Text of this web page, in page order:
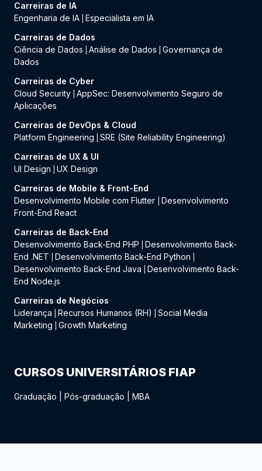
Carreiras de IA
Engenharia de IA Especialista em IA
Carreiras de Dados
Ciência de Dados
Análise de Dados
Governança de
Dados
Carreiras de Cyber
Cloud Security AppSec: Desenvolvimento Seguro de
Aplicações
Carreiras de DevOps & Cloud
Platform Engineering
SRE (Site Reliability Engineering)
Carreiras de UX & UI
UI Design
UX Design
Carreiras de Mobile & Front-End
Desenvolvimento Mobile com Flutter
Desenvolvimento
Front-End React
Carreiras de Back-End
Desenvolvimento Back-End PHP
Desenvolvimento Back-
End .NET
Desenvolvimento Back-End Python
Desenvolvimento Back-End Java
Desenvolvimento Back-
End Node.js
Carreiras de Negócios
Liderança
Recursos Humanos (RH)
Social Media
Marketing
Growth Marketing
CURSOS UNIVERSITÁRIOS FIAP
Graduação Pós-graduação MBA